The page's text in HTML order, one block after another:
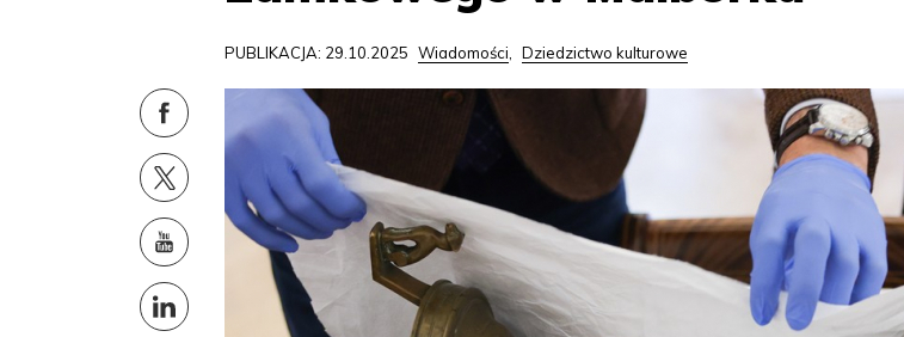
PUBLIKACJA: 29.10.2025 Wiadomości, Dziedzictwo kulturowe